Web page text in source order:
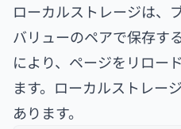
ローカルストレージは、
バリューのペアで保存す
により、ページをリロー
ます。ローカルストレー
あります。